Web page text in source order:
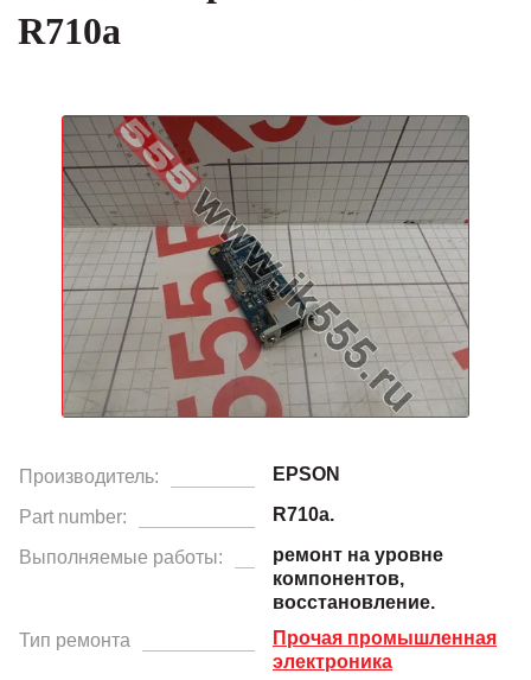
R710a
Производитель: EPSON
Part number: R710a.
Выполняемые работы:
ремонт на уровне
компонентов,
восстановление.
Тип ремонта
Прочая промышленная
электроника